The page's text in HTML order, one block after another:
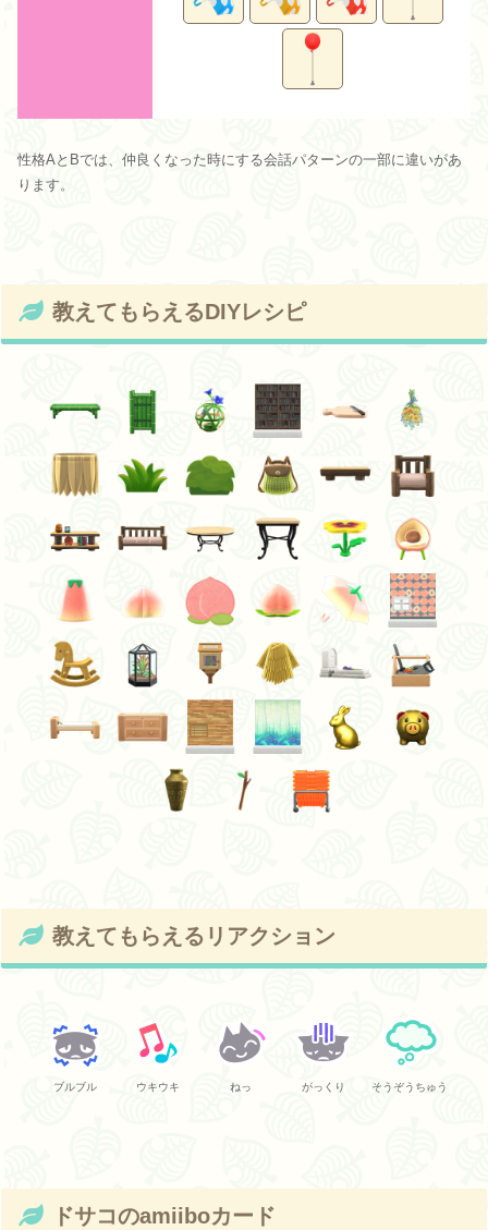
性格AとBでは、仲良くなった時にする会話パターンの一部に違いがあ
ります。
教えてもらえるDIYレシピ
教えてもらえるリアクション
ブルブル ウキウキ ねっ がっくり そうぞうちゅう
ドサコのamiiboカード